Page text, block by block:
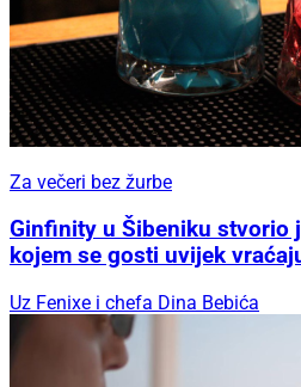
Za večeri bez žurbe
Ginfinity u Šibeniku stvorio
kojem se gosti uvijek
Uz Fenixe i chefa Dina Bebića